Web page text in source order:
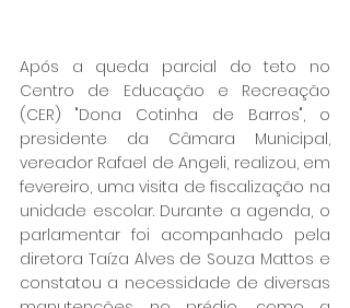
Após a queda parcial do teto no
Centro de Educação e Recreação
(CER) "Dona Cotinha de Barros", o
presidente da Câmara Municipal,
vereador Rafael de Angeli, realizou, em
fevereiro, uma visita de fiscalização na
unidade escolar. Durante a agenda, o
parlamentar foi acompanhado pela
diretora Taíza Alves de Souza Mattos e
constatou a necessidade de diversas